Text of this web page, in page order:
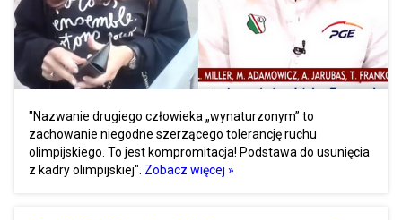
"Nazwanie drugiego człowieka „wynaturzonym” to
zachowanie niegodne szerzącego tolerancję ruchu
olimpijskiego. To jest kompromitacja! Podstawa do usunięcia
z kadry olimpijskiej". Zobacz więcej »